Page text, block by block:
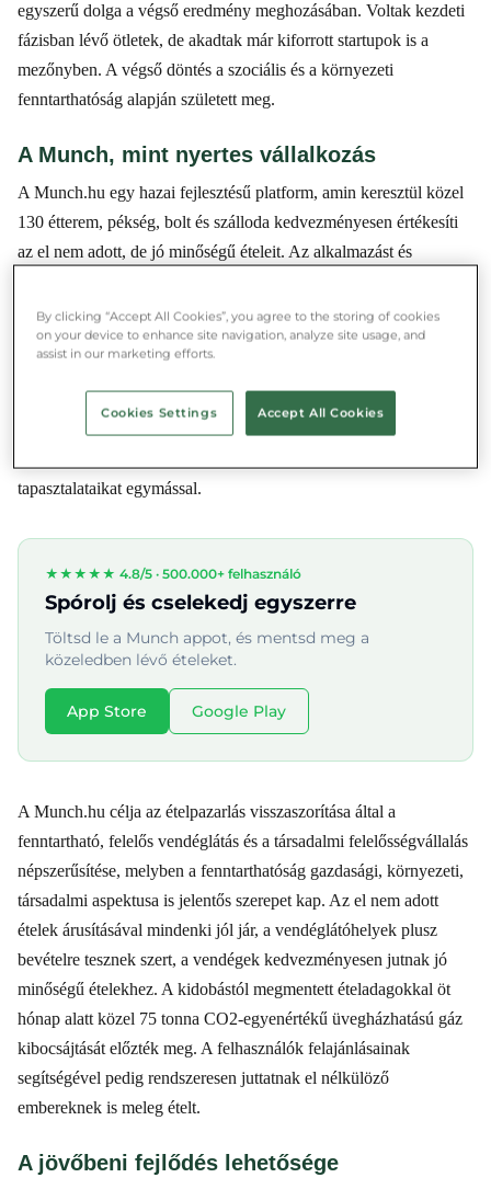
egyszerű dolga a végső eredmény meghozásában. Voltak kezdeti
fázisban lévő ötletek, de akadtak már kiforrott startupok is a
mezőnyben. A végső döntés a szociális és a környezeti
fenntarthatóság alapján született meg.
A Munch, mint nyertes vállalkozás
A Munch.hu egy hazai fejlesztésű platform, amin keresztül közel
130 étterem, pékség, bolt és szálloda kedvezményesen értékesíti
az el nem adott, de jó minőségű ételeit. Az alkalmazást és
Zwecker Bence, Zsoldos Botond és Wettstein Albert –, mára
azonban több mint 15 lelkes fiatalból áll a csapat, valamint a
kezdeményezéshez eddig több mint 13.000 felhasználó
csatlakozott, amelynek közössége egy közel 8000 fős Facebook
tapasztalataikat egymással.
★★★★★ 4.8/5 · 500.000+ felhasználó
Spórolj és cselekedj egyszerre
Töltsd le a Munch appot, és mentsd meg a
közeledben lévő ételeket.
App Store Google Play
A Munch.hu célja az ételpazarlás visszaszorítása által a
fenntartható, felelős vendéglátás és a társadalmi felelősségvállalás
népszerűsítése, melyben a fenntarthatóság gazdasági, környezeti,
társadalmi aspektusa is jelentős szerepet kap. Az el nem adott
ételek árusításával mindenki jól jár, a vendéglátóhelyek plusz
bevételre tesznek szert, a vendégek kedvezményesen jutnak jó
minőségű ételekhez. A kidobástól megmentett ételadagokkal öt
hónap alatt közel 75 tonna CO2-egyenértékű üvegházhatású gáz
kibocsájtását előzték meg. A felhasználók felajánlásainak
segítségével pedig rendszeresen juttatnak el nélkülöző
embereknek is meleg ételt.
A jövőbeni fejlődés lehetősége
By clicking “Accept All Cookies”, you agree to the storing of cookies
on your device to enhance site navigation, analyze site usage, and
assist in our marketing efforts.
Cookies Settings Accept All Cookies